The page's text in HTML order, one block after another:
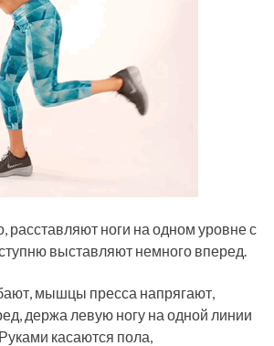
расставляют ноги на одном уровне с
выставляют немного вперед.
мышцы пресса напрягают,
держа левую ногу на одной линии
касаются пола,